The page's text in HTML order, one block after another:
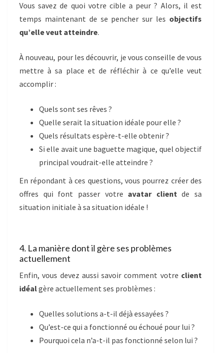
Vous savez de quoi votre cible a peur ? Alors, il est
temps maintenant de se pencher sur les objectifs
qu’elle veut atteindre.
À nouveau, pour les découvrir, je vous conseille de vous
mettre à sa place et de réfléchir à ce qu’elle veut
accomplir :
Quels sont ses rêves ?
Quelle serait la situation idéale pour elle ?
Quels résultats espère-t-elle obtenir ?
Si elle avait une baguette magique, quel objectif
principal voudrait-elle atteindre ?
En répondant à ces questions, vous pourrez créer des
offres qui font passer votre avatar clientde sa
situation initiale à sa situation idéale !
4. La manière dont il gère ses problèmes
actuellement
Enfin, vous devez aussi savoir comment votre client
idéalgère actuellement ses problèmes :
Quelles solutions a-t-il déjà essayées ?
Qu’est-ce qui a fonctionné ou échoué pour lui ?
Pourquoi cela n’a-t-il pas fonctionné selon lui ?